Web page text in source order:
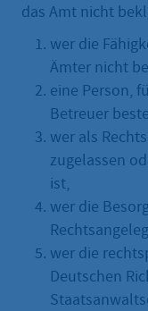
das Amt nicht
wer die
Ämter nicht
eine Person,
Betreuer
wer als
zugelassen
ist,
wer die
wer die
Deutschen